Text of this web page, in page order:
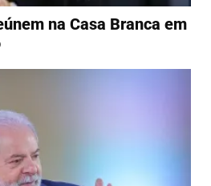
na Casa Branca em